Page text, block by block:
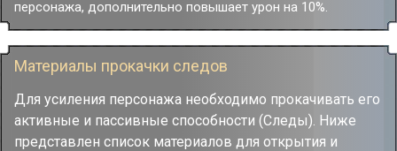
персонажа, дополнительно повышает урон на 10%.
Материалы прокачки следов
Для усиления персонажа необходимо прокачивать его
активные и пассивные способности (Следы). Ниже
представлен список материалов для открытия и